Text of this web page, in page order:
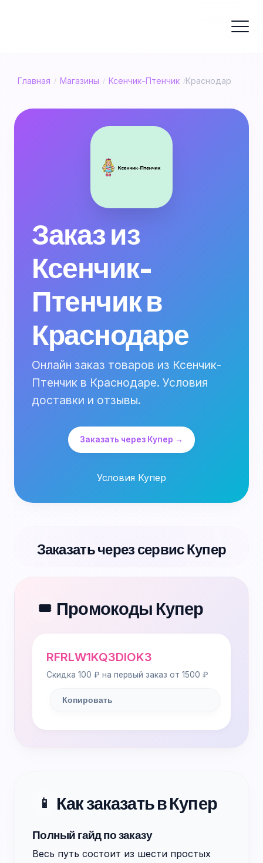
Главная / Магазины / Ксенчик-Птенчик /Краснодар
Заказ из
Ксенчик-
Птенчик в
Краснодаре
Онлайн заказ товаров из Ксенчик-
Птенчик в Краснодаре. Условия
доставки и отзывы.
Заказать через Купер →
Условия Купер
Заказать через сервис Купер
🎟️ Промокоды Купер
RFRLW1KQ3DIOK3
Скидка 100 ₽ на первый заказ от 1500 ₽
Копировать
📱 Как заказать в Купер
Полный гайд по заказу
Весь путь состоит из шести простых